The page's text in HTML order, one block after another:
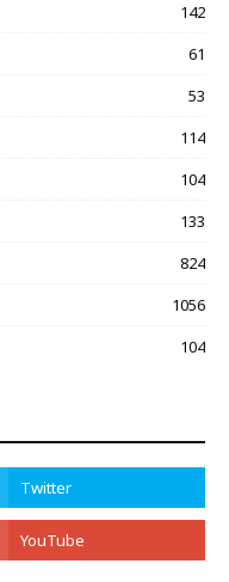
142
61
53
114
104
133
824
1056
104